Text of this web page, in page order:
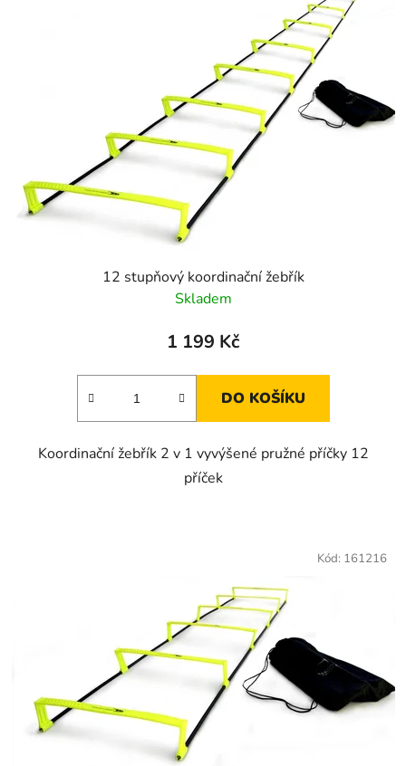
12 stupňový koordinační žebřík
Skladem
1 199 Kč
DO KOŠÍKU
Koordinační žebřík 2 v 1 vyvýšené pružné příčky 12
příček
Kód: 161216